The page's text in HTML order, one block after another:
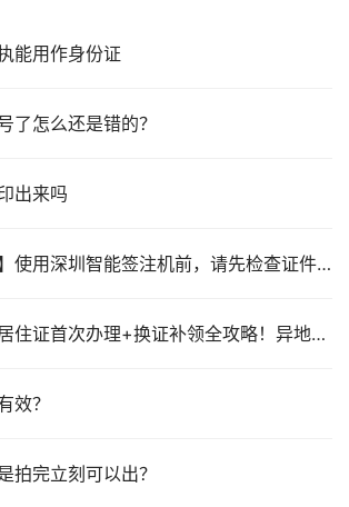
能用作身份证
了怎么还是错的？
出来吗
能签注机前，请先检查证件有效期！这一步没做可能白跑一趟！(附换证指南)
首次办理+换证补领全攻略！异地户籍+港澳居民适用→
效？
拍完立刻可以出？